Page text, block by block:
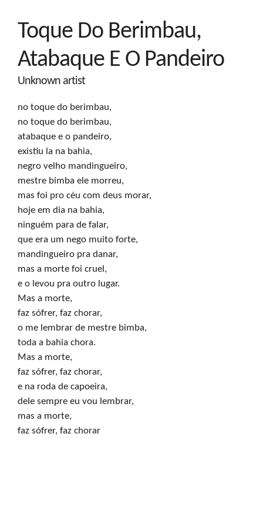
Toque Do Berimbau,
Atabaque E O Pandeiro
Unknown artist
no toque do berimbau,
no toque do berimbau,
atabaque e o pandeiro,
existiu la na bahia,
negro velho mandingueiro,
mestre bimba ele morreu,
mas foi pro céu com deus morar,
hoje em dia na bahia,
ninguém para de falar,
que era um nego muito forte,
mandingueiro pra danar,
mas a morte foi cruel,
e o levou pra outro lugar.
Mas a morte,
faz sófrer, faz chorar,
o me lembrar de mestre bimba,
toda a bahia chora.
Mas a morte,
faz sófrer, faz chorar,
e na roda de capoeira,
dele sempre eu vou lembrar,
mas a morte,
faz sófrer, faz chorar